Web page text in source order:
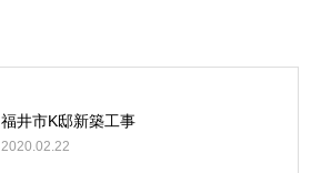
福井市K邸新築工事
2020.02.22